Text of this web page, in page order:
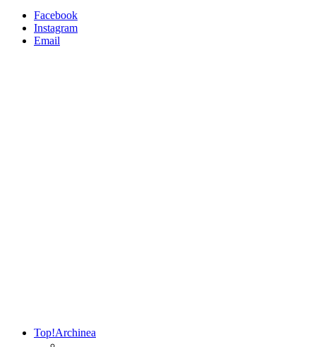
Facebook
Instagram
Email
Top!Archinea